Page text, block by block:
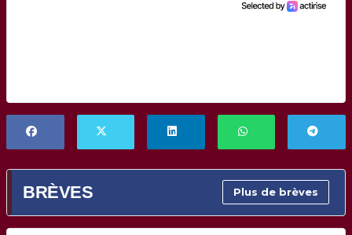
BRÈVES Plus de brèves